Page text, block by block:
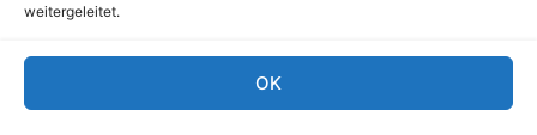
weitergeleitet.
OK
Datenschutz